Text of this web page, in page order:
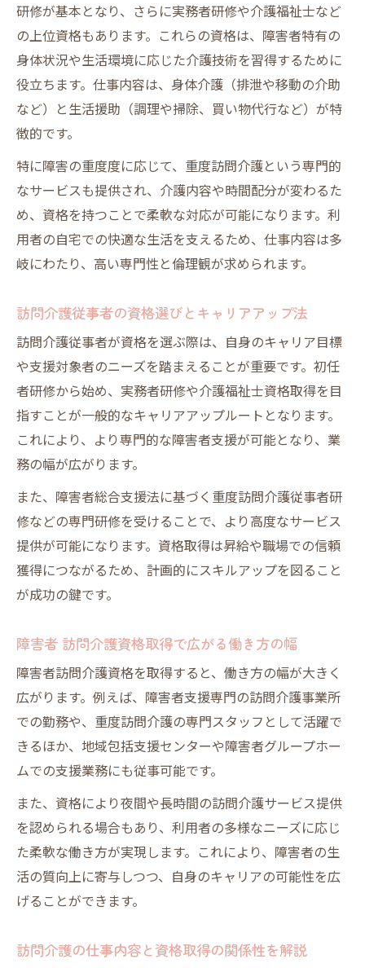
研修が基本となり、さらに実務者研修や介護福祉士など
の上位資格もあります。これらの資格は、障害者特有の
身体状況や生活環境に応じた介護技術を習得するために
役立ちます。仕事内容は、身体介護（排泄や移動の介助
など）と生活援助（調理や掃除、買い物代行など）が特
徴的です。
特に障害の重度度に応じて、重度訪問介護という専門的
なサービスも提供され、介護内容や時間配分が変わるた
め、資格を持つことで柔軟な対応が可能になります。利
用者の自宅での快適な生活を支えるため、仕事内容は多
岐にわたり、高い専門性と倫理観が求められます。
訪問介護従事者の資格選びとキャリアアップ法
訪問介護従事者が資格を選ぶ際は、自身のキャリア目標
や支援対象者のニーズを踏まえることが重要です。初任
者研修から始め、実務者研修や介護福祉士資格取得を目
指すことが一般的なキャリアアップルートとなります。
これにより、より専門的な障害者支援が可能となり、業
務の幅が広がります。
また、障害者総合支援法に基づく重度訪問介護従事者研
修などの専門研修を受けることで、より高度なサービス
提供が可能になります。資格取得は昇給や職場での信頼
獲得につながるため、計画的にスキルアップを図ること
が成功の鍵です。
障害者 訪問介護資格取得で広がる働き方の幅
障害者訪問介護資格を取得すると、働き方の幅が大きく
広がります。例えば、障害者支援専門の訪問介護事業所
での勤務や、重度訪問介護の専門スタッフとして活躍で
きるほか、地域包括支援センターや障害者グループホー
ムでの支援業務にも従事可能です。
また、資格により夜間や長時間の訪問介護サービス提供
を認められる場合もあり、利用者の多様なニーズに応じ
た柔軟な働き方が実現します。これにより、障害者の生
活の質向上に寄与しつつ、自身のキャリアの可能性を広
げることができます。
訪問介護の仕事内容と資格取得の関係性を解説